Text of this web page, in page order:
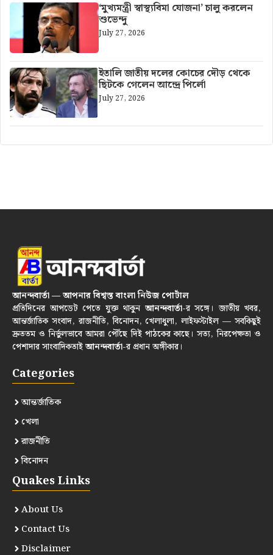
‘মুখ্যমন্ত্রী স্বাস্থ্যবিমা যোজনা’ চালু করলেন
শুভেন্দু
July 27, 2026
ইতালি জাতীয় দলের কোচের দৌড় থেকে
ছিটকে গেলেন আন্দ্রে পির্লো
July 27, 2026
আনন্দবার্তা — আপনার বিশ্বস্ত বাংলা নিউজ পোর্টাল
প্রতিদিনের আপডেট পেতে যুক্ত থাকুনআনন্দবার্তা-র সঙ্গে। জাতীয় খবর,
আন্তর্জাতিক সংবাদ, রাজনীতি, বিনোদন, খেলাধুলা, লাইফস্টাইল — সবকিছুই
দ্রুততম ও নির্ভুলভাবে আমরা পৌঁছে দিই পাঠকের কাছে। সত্য, নিরপেক্ষতা ও
পেশাদার সাংবাদিকতাইআনন্দবার্তা-র প্রধান অঙ্গীকার।
Categories
আন্তর্জাতিক
খেলা
রাজনীতি
বিনোদন
Quakes Links
About Us
Contact Us
Disclaimer